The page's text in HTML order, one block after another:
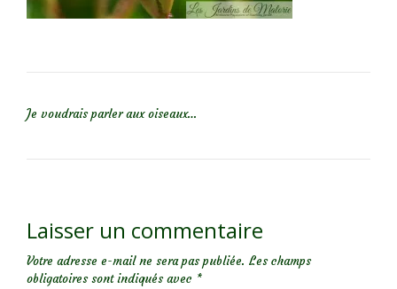
Je voudrais parler aux oiseaux…
Laisser un commentaire
Votre adresse e-mail ne sera pas publiée. Les champs
obligatoires sont indiqués avec *